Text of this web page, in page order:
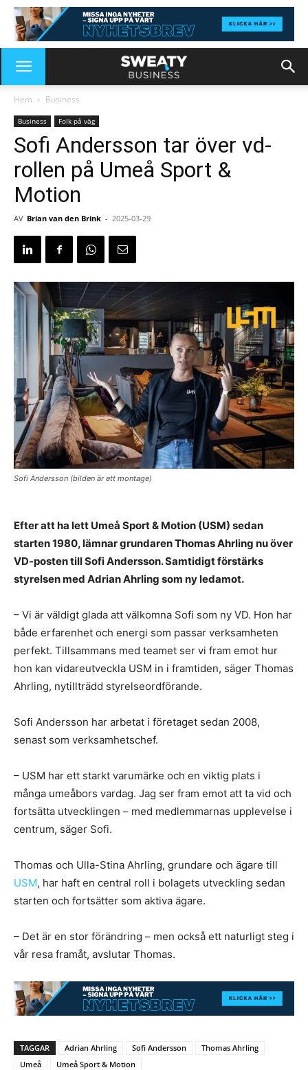
Hem Business
Business Folk på väg
Sofi Andersson tar över vd-
rollen på Umeå Sport &
Motion
AV Brian van den Brink - 2025-03-29
Sofi Andersson (bilden är ett montage)
Efter att ha lett Umeå Sport & Motion (USM) sedan
starten 1980, lämnar grundaren Thomas Ahrling nu över
VD-posten till Sofi Andersson. Samtidigt förstärks
styrelsen med Adrian Ahrling som ny ledamot.
– Vi är väldigt glada att välkomna Sofi som ny VD. Hon har
både erfarenhet och energi som passar verksamheten
perfekt. Tillsammans med teamet ser vi fram emot hur
hon kan vidareutveckla USM in i framtiden, säger Thomas
Ahrling, nytillträdd styrelseordförande.
Sofi Andersson har arbetat i företaget sedan 2008,
senast som verksamhetschef.
– USM har ett starkt varumärke och en viktig plats i
många umeåbors vardag. Jag ser fram emot att ta vid och
fortsätta utvecklingen – med medlemmarnas upplevelse i
centrum, säger Sofi.
Thomas och Ulla-Stina Ahrling, grundare och ägare till
USM, har haft en central roll i bolagets utveckling sedan
starten och fortsätter som aktiva ägare.
– Det är en stor förändring – men också ett naturligt steg i
vår resa framåt, avslutar Thomas.
TAGGAR Adrian Ahrling Sofi Andersson
Thomas Ahrling
Umeå
Umeå Sport & Motion